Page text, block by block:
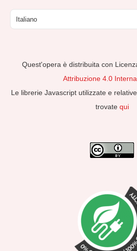
Scegli
una
Quest'opera è distribuita con
Attribuzione 4.0
Le librerie Javascript utilizzate e
trovate qui